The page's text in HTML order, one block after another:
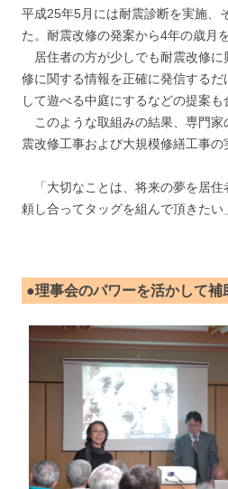
平成25年5月には耐震診断を実施、
た。耐震改修の発案から4年の歳月
居住者の方が少しでも耐震改修に
修に関する情報を正確に発信する
して遊べる中庭にするなどの提案も
このような取組みの結果、専門家
震改修工事および大規模修繕工事
「大切なことは、将来の夢を居住
頼し合ってタッグを組んで頂きた
●理事会のパワーを活かして補